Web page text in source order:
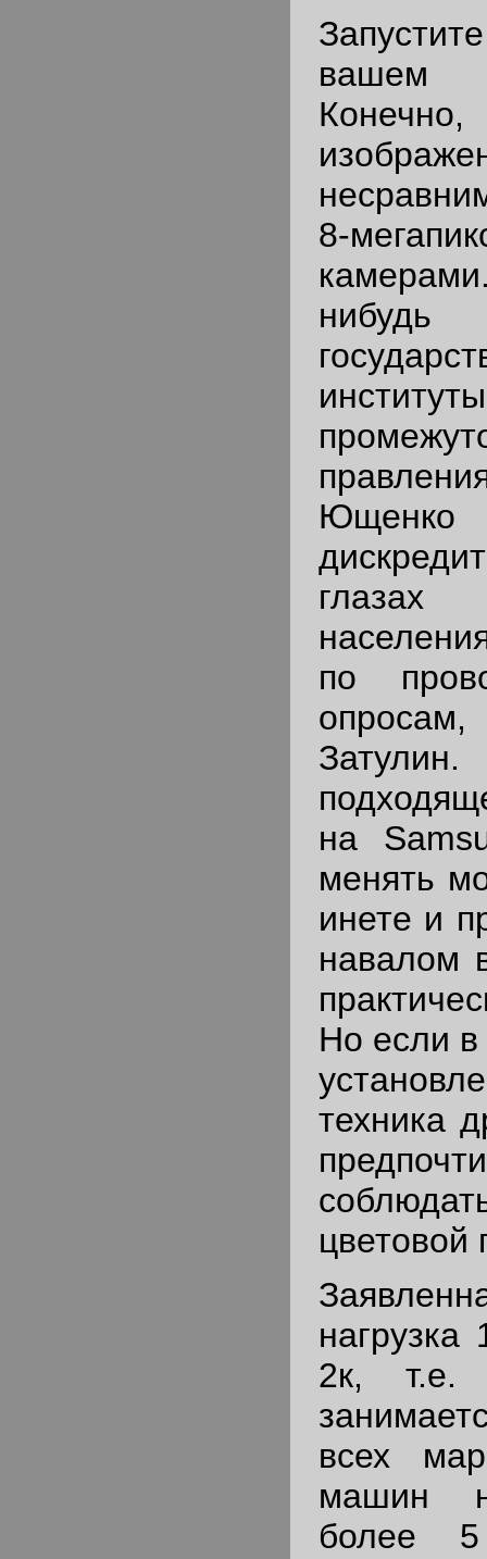
вашем
8-
глазах
по
на
менять
инете и
навалом
Но если
техника
цветовой
нагрузка
2к,
всех
машин
более